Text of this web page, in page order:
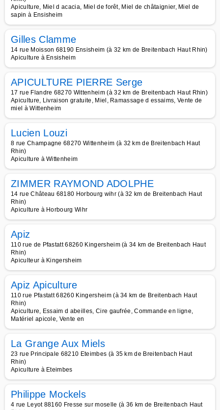
Apiculture, Miel d acacia, Miel de forêt, Miel de châtaignier, Miel de
sapin à Ensisheim
Gilles Clamme
14 rue Moisson 68190 Ensisheim (à 32 km de Breitenbach Haut Rhin)
Apiculture à Ensisheim
APICULTURE PIERRE Serge
17 rue Flandre 68270 Wittenheim (à 32 km de Breitenbach Haut Rhin)
Apiculture, Livraison gratuite, Miel, Ramassage d essaims, Vente de
miel à Wittenheim
Lucien Louzi
8 rue Champagne 68270 Wittenheim (à 32 km de Breitenbach Haut
Rhin)
Apiculture à Wittenheim
ZIMMER RAYMOND ADOLPHE
14 rue Château 68180 Horbourg wihr (à 32 km de Breitenbach Haut
Rhin)
Apiculture à Horbourg Wihr
Apiz
110 rue de Pfastatt 68260 Kingersheim (à 34 km de Breitenbach Haut
Rhin)
Apiculteur à Kingersheim
Apiz Apiculture
110 rue Pfastatt 68260 Kingersheim (à 34 km de Breitenbach Haut
Rhin)
Apiculture, Essaim d abeilles, Cire gaufrée, Commande en ligne,
Matériel apicole, Vente en
La Grange Aux Miels
23 rue Principale 68210 Eteimbes (à 35 km de Breitenbach Haut
Rhin)
Apiculture à Eteimbes
Philippe Mockels
4 rue Leyot 88160 Fresse sur moselle (à 36 km de Breitenbach Haut